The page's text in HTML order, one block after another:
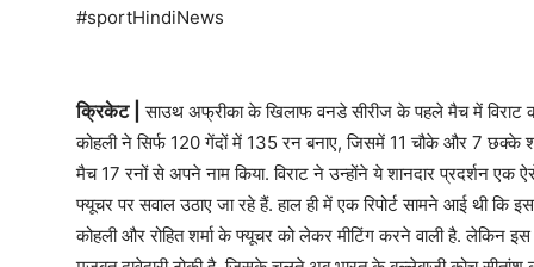
#sportHindiNews
क्रिकेट |साउथ अफ्रीका के खिलाफ वनडे सीरीज के पहले मैच में विराट
कोहली ने सिर्फ 120 गेंदों में 135 रन बनाए, जिसमें 11 चौके और 7 छक्के
मैच 17 रनों से अपने नाम किया. विराट ने उन्होंने ये शानदार प्रदर्शन
फ्यूचर पर सवाल उठाए जा रहे हैं. हाल ही में एक रिपोर्ट सामने आई थी कि
कोहली और रोहित शर्मा के फ्यूचर को लेकर मीटिंग करने वाली है. लेकिन इस